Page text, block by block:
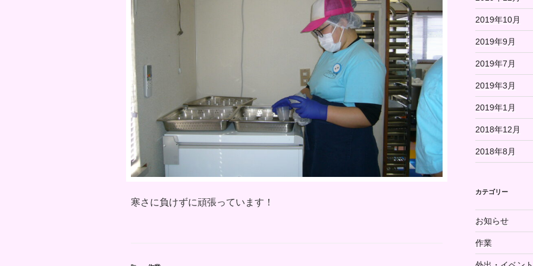
寒さに負けずに頑張っています！
2019年10月
2019年9月
2019年7月
2019年3月
2019年1月
2018年12月
2018年8月
カテゴリー
お知らせ
作業